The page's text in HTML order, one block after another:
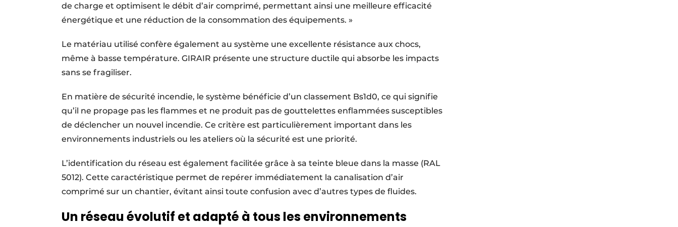
de charge et optimisent le débit d’air comprimé, permettant ainsi une meilleure efficacité
énergétique et une réduction de la consommation des équipements. »
Le matériau utilisé confère également au système une excellente résistance aux chocs,
même à basse température. GIRAIR présente une structure ductile qui absorbe les impacts
sans se fragiliser.
En matière de sécurité incendie, le système bénéficie d’un classement Bs1d0, ce qui signifie
qu’il ne propage pas les flammes et ne produit pas de gouttelettes enflammées susceptibles
de déclencher un nouvel incendie. Ce critère est particulièrement important dans les
environnements industriels ou les ateliers où la sécurité est une priorité.
L’identification du réseau est égale­ment facilitée grâce à sa teinte bleue dans la masse (RAL
5012). Cette caractéristique permet de repérer immédiatement la canalisation d’air
comprimé sur un chantier, évitant ainsi toute confusion avec d’autres types de fluides.
Un réseau évolutif et adapté à tous les environnements